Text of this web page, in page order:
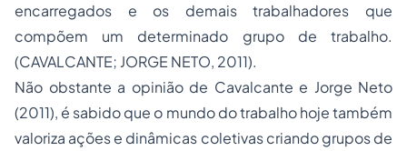
encarregados e os demais trabalhadores que
compõem um determinado grupo de trabalho.
(CAVALCANTE; JORGE NETO, 2011).
Não obstante a opinião de Cavalcante e Jorge Neto
(2011), é sabido que o mundo do trabalho hoje também
valoriza ações e dinâmicas coletivas criando grupos de